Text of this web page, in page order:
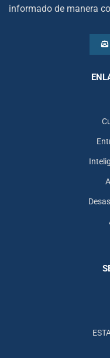
informado de manera